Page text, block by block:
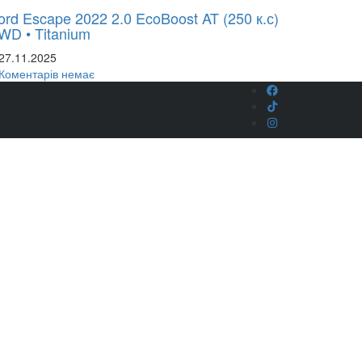
Escape 2022 2.0 EcoBoost AT (250 к.с)
• Titanium
немає